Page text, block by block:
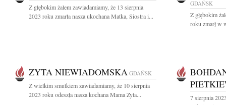
Z głębokim żalem zawiadamiamy, że 13 sierpnia
2023 roku zmarła nasza ukochana Matka, Siostra i...
GDAŃSK
Z głębokim
roku zmarł w
ZYTA NIEWIADOMSKA GDAŃSK
Z wielkim smutkiem zawiadamiamy, że 10 sierpnia
2023 roku odeszła nasza kochana Mama Zyta...
7 sierpnia